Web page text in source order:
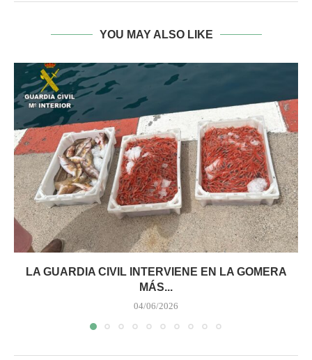
YOU MAY ALSO LIKE
LA GUARDIA CIVIL INTERVIENE EN LA GOMERA
MÁS...
04/06/2026